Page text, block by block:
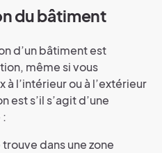
du bâtiment
d’un bâtiment est
même si vous
l’intérieur ou à l’extérieur
est s’il s’agit d’une
dans une zone